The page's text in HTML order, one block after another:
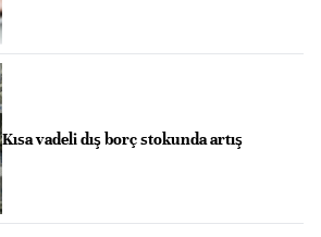
Kısa vadeli dış borç stokunda artış